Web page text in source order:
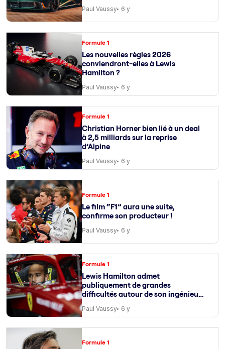
Paul Vaussy 6 y
Formule 1
Les nouvelles règles 2026
conviendront-elles à Lewis
Hamilton ?
Paul Vaussy 6 y
Formule 1
Christian Horner bien lié à un deal
à 2,5 milliards sur la reprise
d’Alpine
Paul Vaussy 6 y
Formule 1
Le film “F1” aura une suite,
confirme son producteur !
Paul Vaussy 6 y
Formule 1
Lewis Hamilton admet
publiquement de grandes
difficultés autour de son ingénieur
Paul Vaussy 6 y
Formule 1